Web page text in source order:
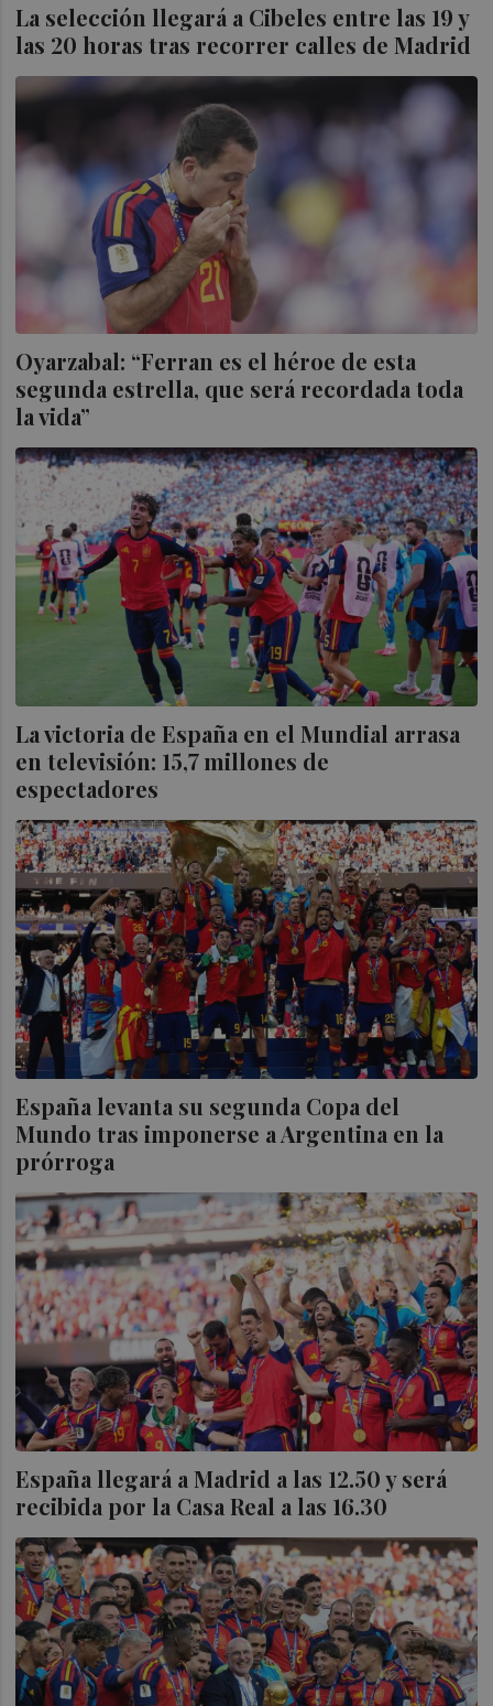
La selección llegará a Cibeles entre las 19 y
las 20 horas tras recorrer calles de Madrid
Oyarzabal: “Ferran es el héroe de esta
segunda estrella, que será recordada toda
la vida”
La victoria de España en el Mundial arrasa
en televisión: 15,7 millones de
espectadores
España levanta su segunda Copa del
Mundo tras imponerse a Argentina en la
prórroga
España llegará a Madrid a las 12.50 y será
recibida por la Casa Real a las 16.30